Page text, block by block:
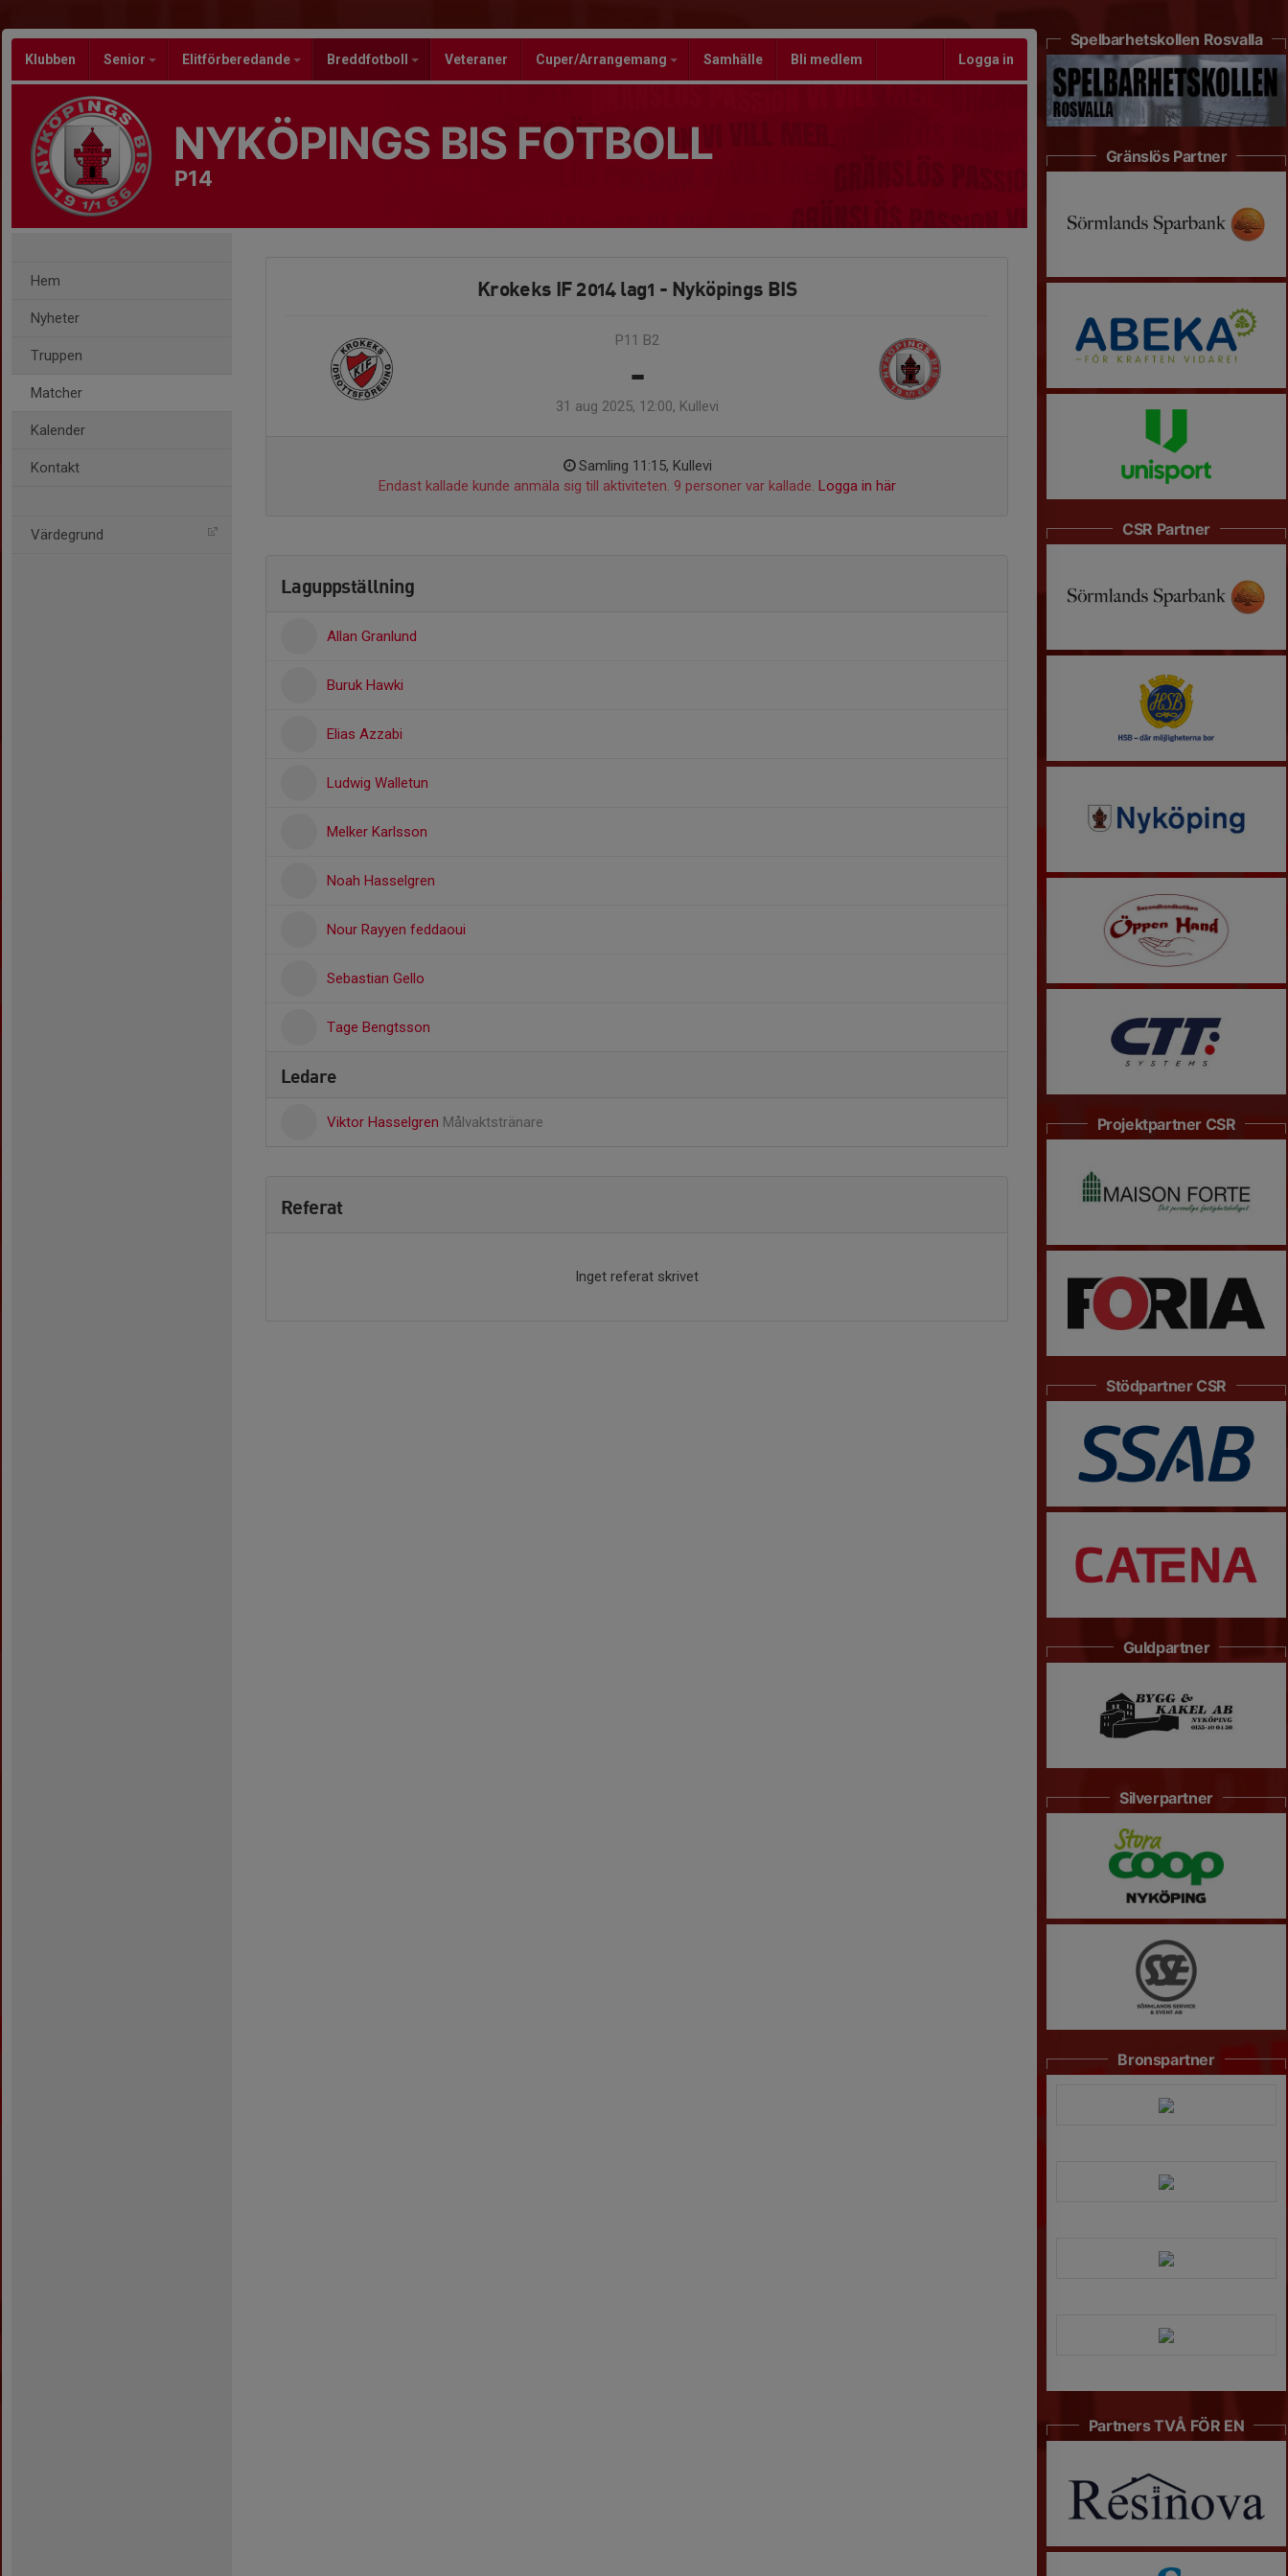
Klubben Senior Elitförberedande Breddfotboll Veteraner Cuper/Arrangemang Samhälle Bli medlem Logga in
NYKÖPINGS BIS FOTBOLL
P14
Hem
Nyheter
Truppen
Matcher
Kalender
Kontakt
Värdegrund
Krokeks IF 2014 lag1 - Nyköpings BIS
P11 B2
-
31 aug 2025, 12:00, Kullevi
Samling 11:15, Kullevi
Endast kallade kunde anmäla sig till aktiviteten. 9 personer var kallade. Logga in här
Laguppställning
Allan Granlund
Buruk Hawki
Elias Azzabi
Ludwig Walletun
Melker Karlsson
Noah Hasselgren
Nour Rayyen feddaoui
Sebastian Gello
Tage Bengtsson
Ledare
Viktor Hasselgren Målvaktstränare
Referat
Inget referat skrivet
Spelbarhetskollen Rosvalla
Gränslös Partner
CSR Partner
Projektpartner CSR
Stödpartner CSR
Guldpartner
Silverpartner
Bronspartner
Partners TVÅ FÖR EN